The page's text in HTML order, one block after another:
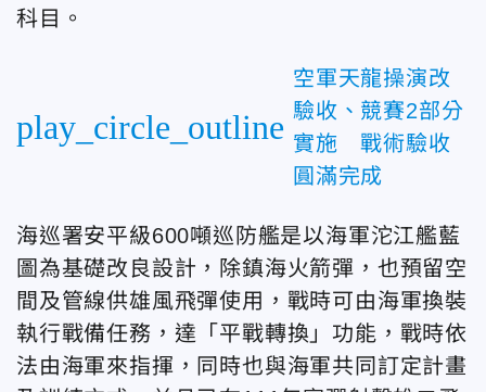
科目。
play_circle_outline
空軍天龍操演改
驗收、競賽2部分
實施 戰術驗收
圓滿完成
海巡署安平級600噸巡防艦是以海軍沱江艦藍
圖為基礎改良設計，除鎮海火箭彈，也預留空
間及管線供雄風飛彈使用，戰時可由海軍換裝
執行戰備任務，達「平戰轉換」功能，戰時依
法由海軍來指揮，同時也與海軍共同訂定計畫